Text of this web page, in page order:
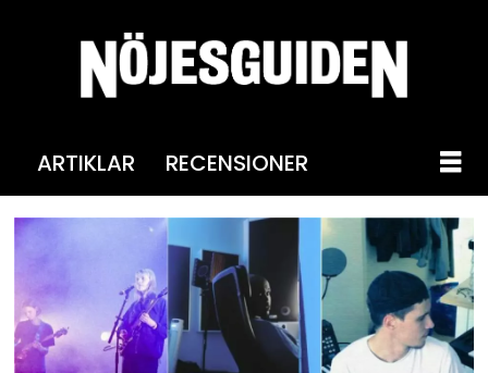
ARTIKLAR RECENSIONER